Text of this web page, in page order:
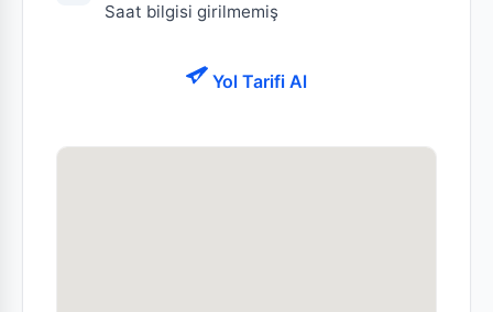
Saat bilgisi girilmemiş
Yol Tarifi Al